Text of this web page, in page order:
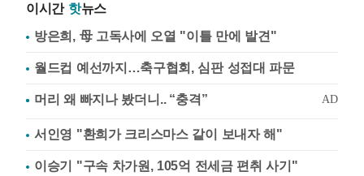
이시간 핫뉴스
방은희, 母 고독사에 오열 "이틀 만에 발견"
월드컵 예선까지…축구협회, 심판 성접대 파문
서인영 "환희가 크리스마스 같이 보내자 해"
이승기 "구속 차가원, 105억 전세금 편취 사기"